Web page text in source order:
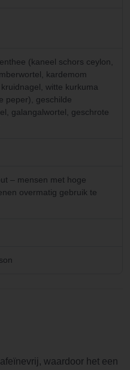
(kaneel schors ceylon,
kardemom
witte kurkuma
peper), geschilde
galangalwortel, geschrote
– mensen met hoge
overmatig gebruik te
waardoor het een